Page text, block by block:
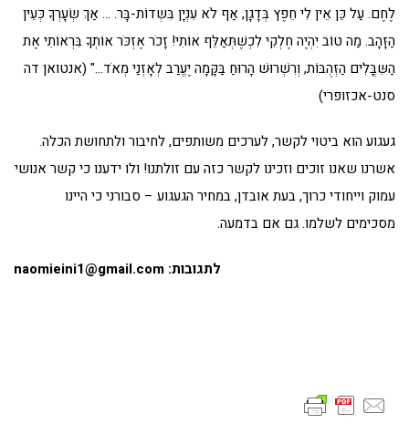
לֶחֶם. עַל כֵּן אֵין לִי חֵפֶץ בְּדָגָן, אַף לֹא עִנְיָן בִּשְדוֹת-בָּר. … אַךְ שְׂעָרְךָ כְּעֵין
הַזָּהָב. מַה טוֹב יִהְיֶה חֶלְקִי לִכְשֶׁתְּאַלֵּף אוֹתִי! זָכֹר אֶזְכֹּר אוֹתְךָ בִּרְאוֹתִי אֶת
הַשִּבֳּלִים הַזְּהֻבּוֹת, וְרִשְׁרוּשׁ הָרוּחַ בַּקָּמָה יֶעֱרַב לְאָזְנַי מְאֹד…" (אנטואן דה
סנט-אכזופרי)
געגוע הוא ביטוי לקשר, לערכים משותפים, לחיבור ולתחושת הכלה.
אשרנו שאנו זוכים וזכינו לקשר כזה עם זולתנו! ולו ידענו כי קשר אנושי
עמוק וייחודי כרוך, בעת אובדן, במחיר הגעגוע – סבורני כי היינו
מסכימים לשלמו. גם אם בדמעה.
לתגובות: naomieini1@gmail.com